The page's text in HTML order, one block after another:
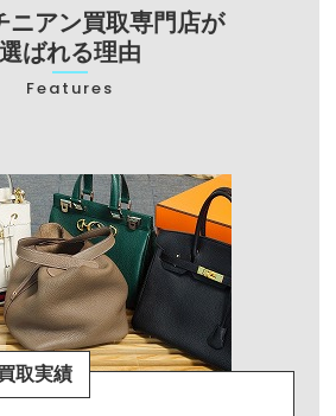
ニアン買取専門店が
選ばれる理由
Features
取実績